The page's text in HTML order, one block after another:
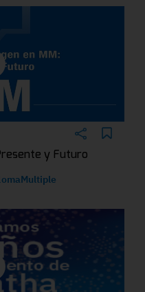
y Futuro